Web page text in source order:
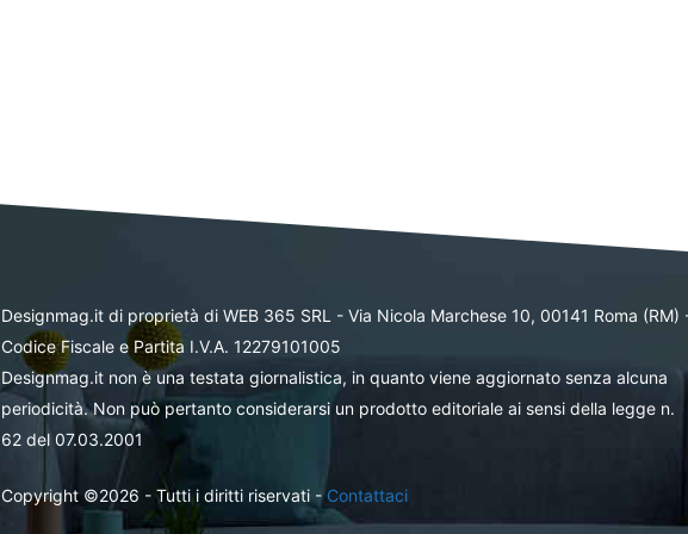
Designmag.it di proprietà di WEB 365 SRL - Via Nicola Marchese 10, 00141 Roma (RM)
Codice Fiscale e Partita I.V.A. 12279101005
Designmag.it non è una testata giornalistica, in quanto viene aggiornato senza alcuna
periodicità. Non può pertanto considerarsi un prodotto editoriale ai sensi della legge n.
62 del 07.03.2001
Copyright ©2026 - Tutti i diritti riservati -Contattaci